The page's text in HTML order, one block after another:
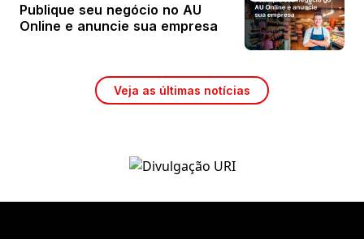
Publique seu negócio no AU
Online e anuncie sua empresa
Veja as últimas notícias